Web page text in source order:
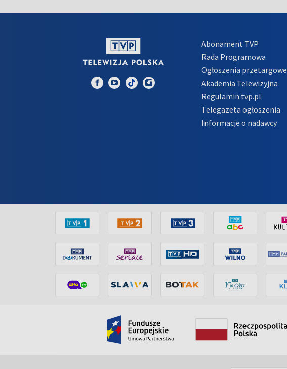
Abonament TVP
Rada Programowa
Ogłoszenia przetargowe
Akademia Telewizyjna
Regulamin tvp.pl
Telegazeta ogłoszenia
Informacje o nadawcy